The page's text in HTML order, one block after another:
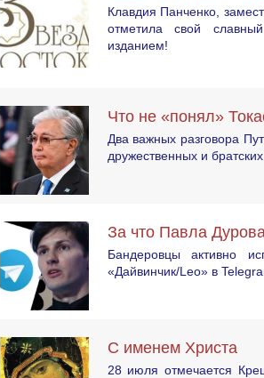
Клавдия Панченко,
отметила свой
изданием!
Что не «понял»
Два важных разговора
дружественных и
За что Павла
Бандеровцы активно
«Дайвинчик/Leo» в
С именем Христа
28 июля отмечается